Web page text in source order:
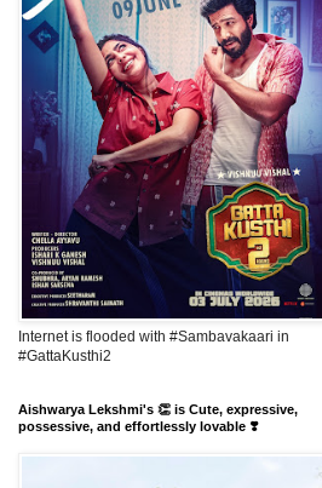
Internet is flooded with #Sambavakaari in
#GattaKusthi2
Aishwarya Lekshmi's 👏 is Cute, expressive,
possessive, and effortlessly lovable ❣️